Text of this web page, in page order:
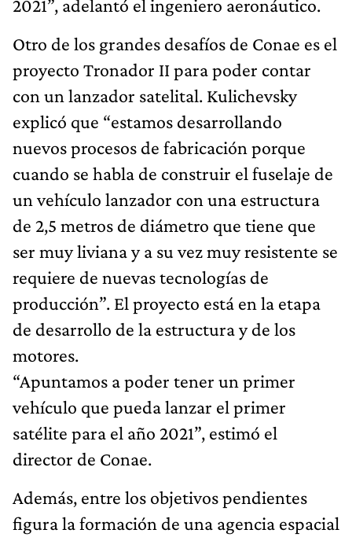
2021”, adelantó el ingeniero aeronáutico.
Otro de los grandes desafíos de Conae es el
proyecto Tronador II para poder contar
con un lanzador satelital. Kulichevsky
explicó que “estamos desarrollando
nuevos procesos de fabricación porque
cuando se habla de construir el fuselaje de
un vehículo lanzador con una estructura
de 2,5 metros de diámetro que tiene que
ser muy liviana y a su vez muy resistente se
requiere de nuevas tecnologías de
producción”. El proyecto está en la etapa
de desarrollo de la estructura y de los
motores.
“Apuntamos a poder tener un primer
vehículo que pueda lanzar el primer
satélite para el año 2021”, estimó el
director de Conae.
Además, entre los objetivos pendientes
figura la formación de una agencia espacial